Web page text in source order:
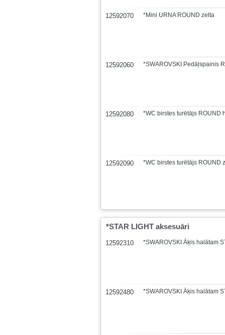
12592070 *Mini URNA ROUND zelta
12592060 *SWAROVSKI Pedāļspainis
12592080 *WC birstes turētājs ROUND
12592090 *WC birstes turētājs ROUND
*STAR LIGHT aksesuāri
12592310 *SWAROVSKI Āķis halātam
12592480 *SWAROVSKI Āķis halātam